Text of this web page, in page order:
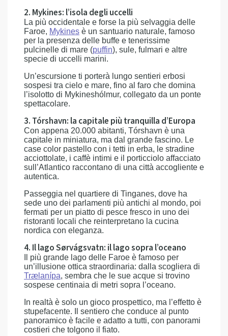
2. Mykines: l’isola degli uccelli
La più occidentale e forse la più selvaggia delle
Faroe, Mykines è un santuario naturale, famoso
per la presenza delle buffe e tenerissime
pulcinelle di mare (puffin), sule, fulmari e altre
specie di uccelli marini.
Un’escursione ti porterà lungo sentieri erbosi
sospesi tra cielo e mare, fino al faro che domina
l’isolotto di Mykineshólmur, collegato da un ponte
spettacolare.
3. Tórshavn: la capitale più tranquilla d’Europa
Con appena 20.000 abitanti, Tórshavn è una
capitale in miniatura, ma dal grande fascino. Le
case color pastello con i tetti in erba, le stradine
acciottolate, i caffè intimi e il porticciolo affacciato
sull’Atlantico raccontano di una città accogliente e
autentica.
Passeggia nel quartiere di Tinganes, dove ha
sede uno dei parlamenti più antichi al mondo, poi
fermati per un piatto di pesce fresco in uno dei
ristoranti locali che reinterpretano la cucina
nordica con eleganza.
4. Il lago Sørvágsvatn: il lago sopra l’oceano
Il più grande lago delle Faroe è famoso per
un’illusione ottica straordinaria: dalla scogliera di
Trælanípa, sembra che le sue acque si trovino
sospese centinaia di metri sopra l’oceano.
In realtà è solo un gioco prospettico, ma l’effetto è
stupefacente. Il sentiero che conduce al punto
panoramico è facile e adatto a tutti, con panorami
costieri che tolgono il fiato.